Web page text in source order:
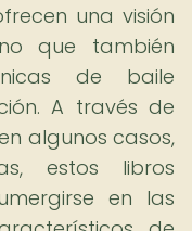
una visión
que también
de baile
A través de
algunos casos,
estos libros
en las